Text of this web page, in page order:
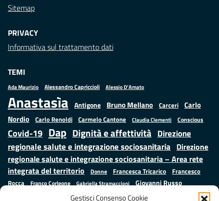
Gestisci Consenso Cookie
Sitemap
PRIVACY
Informativa sul trattamento dati
TEMI
Ada Maurizio Alessandro Capriccioli Alessio D'Amato
Anastasìa Antigone Bruno Mellano Carceri
Carlo
Nordio Carlo Renoldi Carmelo Cantone Claudia Clementi Conscious
Covid-19 Dap Dignità e affettività Direzione
regionale salute e integrazione sociosanitaria Direzione
regionale salute e integrazione sociosanitaria – Area rete
integrata del territorio
Donne Francesca Tricarico
Francesco
Rocca
Franco Corleone Gabriella Stramaccioni Giovanni Russo
Giuseppe Emanuele Cangemi Istruzione e cultura